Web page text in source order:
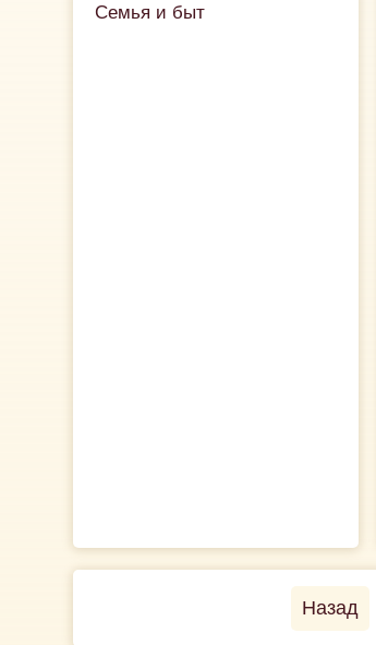
Семья и быт
Назад